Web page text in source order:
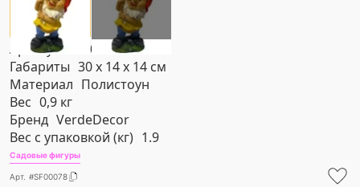
Артикул
#SF00078
Габариты 30 х 14 х 14 см
Материал Полистоун
Вес 0,9 кг
Бренд VerdeDecor
Вес с упаковкой (кг) 1.9
Садовые фигуры
Арт. #SF00078